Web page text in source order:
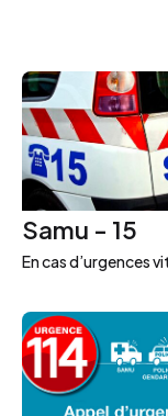
Samu - 15
En cas d’urgences